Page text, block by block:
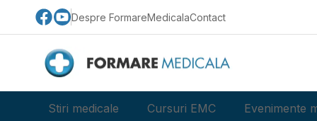
Despre FormareMedicalaContact
Stiri medicale Cursuri EMC Evenimente